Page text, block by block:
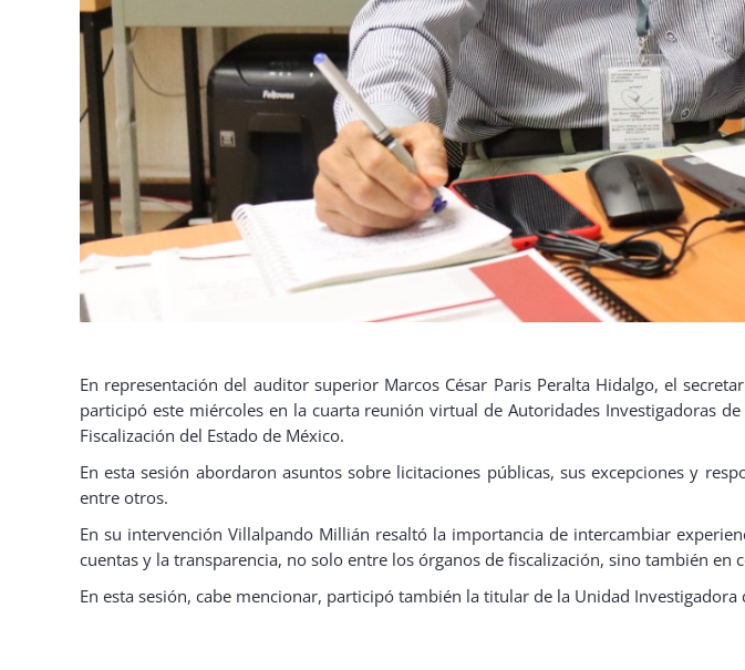
En representación del auditor superior Marcos César Paris Peralta Hidalgo, el
participó este miércoles en la cuarta reunión virtual de Autoridades Investigadoras
Fiscalización del Estado de México.
En esta sesión abordaron asuntos sobre licitaciones públicas, sus excepciones y
entre otros.
En su intervención Villalpando Millián resaltó la importancia de intercambiar
cuentas y la transparencia, no solo entre los órganos de fiscalización, sino también
En esta sesión, cabe mencionar, participó también la titular de la Unidad Investigadora